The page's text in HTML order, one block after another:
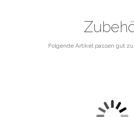
Folgende Artikel passen gut